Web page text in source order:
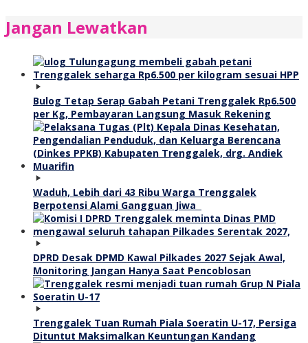
Jangan Lewatkan
Bulog Tetap Serap Gabah Petani Trenggalek Rp6.500
per Kg, Pembayaran Langsung Masuk Rekening
Waduh, Lebih dari 43 Ribu Warga Trenggalek
Berpotensi Alami Gangguan Jiwa
DPRD Desak DPMD Kawal Pilkades 2027 Sejak Awal,
Monitoring Jangan Hanya Saat Pencoblosan
Trenggalek Tuan Rumah Piala Soeratin U-17, Persiga
Dituntut Maksimalkan Keuntungan Kandang